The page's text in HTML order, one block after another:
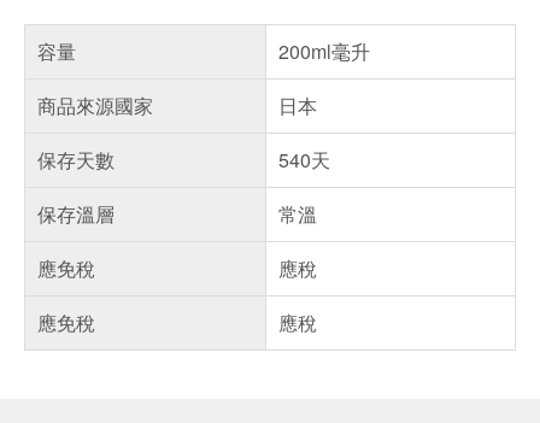
容量
200ml毫升
商品來源國家
日本
保存天數
540天
保存溫層
常溫
應免稅
應稅
應免稅
應稅